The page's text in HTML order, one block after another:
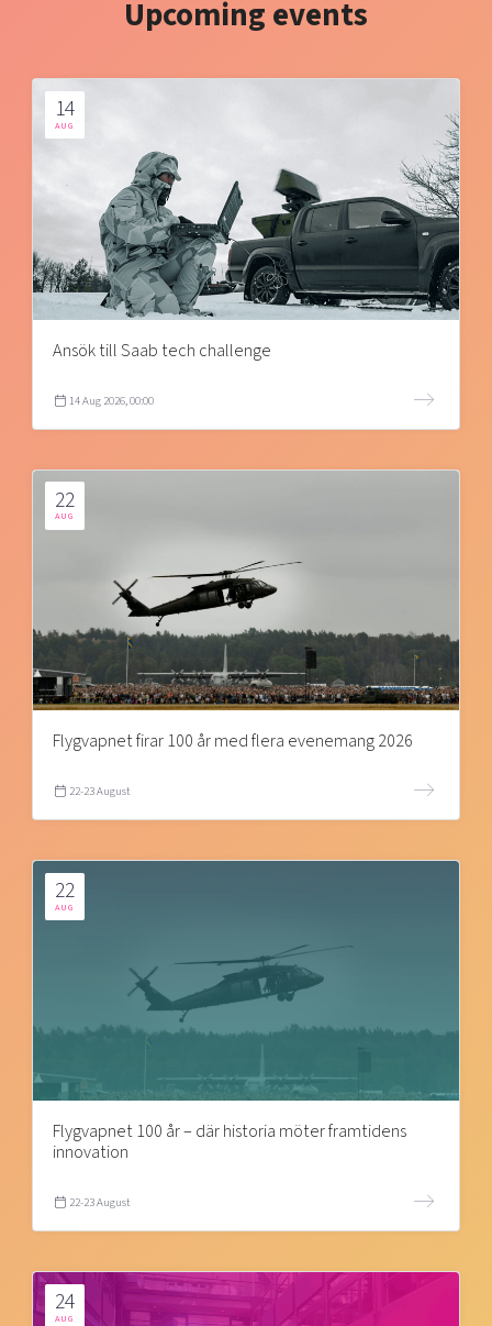
Upcoming events
14
AUG
Ansök till Saab tech challenge
14 Aug 2026, 00:00
22
AUG
Flygvapnet firar 100 år med flera evenemang 2026
22-23 August
22
AUG
Flygvapnet 100 år – där historia möter framtidens
innovation
22-23 August
24
AUG